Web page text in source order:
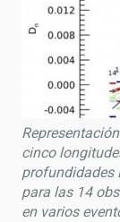
cinco
profundidades
para las 14
en varios